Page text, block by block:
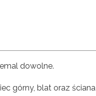
dowolne.
górny, blat oraz